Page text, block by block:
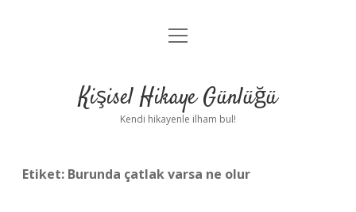
Anasayfa
Yasal Uyarı
menüyü
Kişisel Hikaye Günlüğü
Kendi hikayenle ilham bul!
Etiket: Burunda çatlak varsa ne olur